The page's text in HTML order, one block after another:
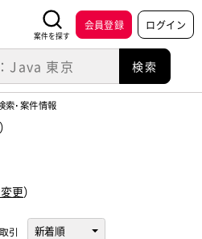
案件を探す
会員登録 ログイン
索･案件情報
更）
引